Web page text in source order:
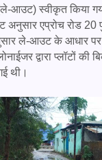
आउट) स्वीकृत किया गया
अनुसार एप्रोच रोड
ले-आउट के आधार पर
द्वारा प्लॉटों की
थी।